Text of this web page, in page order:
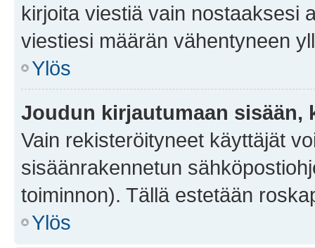
kirjoita viestiä vain nostaaksesi
viestiesi määrän vähentyneen
Ylös
Joudun kirjautumaan sisään,
Vain rekisteröityneet käyttäjät
sisäänrakennetun
toiminnon). Tällä estetään
Ylös